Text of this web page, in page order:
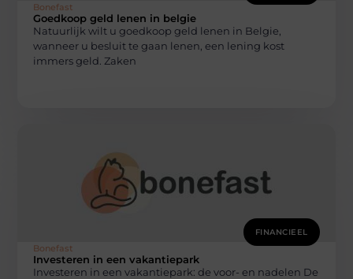
Bonefast
Goedkoop geld lenen in belgie
Natuurlijk wilt u goedkoop geld lenen in Belgie,
wanneer u besluit te gaan lenen, een lening kost
immers geld. Zaken
FINANCIEEL
Bonefast
Investeren in een vakantiepark
Investeren in een vakantiepark: de voor- en nadelen De